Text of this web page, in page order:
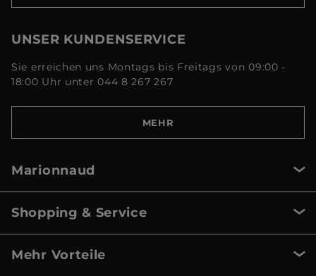
UNSER KUNDENSERVICE
Sie erreichen uns Montags bis Freitags von 09:00 -
18:00 Uhr unter 044 8 267 267
MEHR
Marionnaud
Shopping & Service
Mehr Vorteile